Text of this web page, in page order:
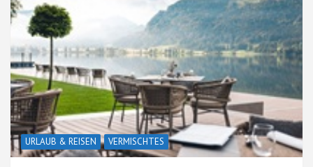
URLAUB & REISEN VERMISCHTES